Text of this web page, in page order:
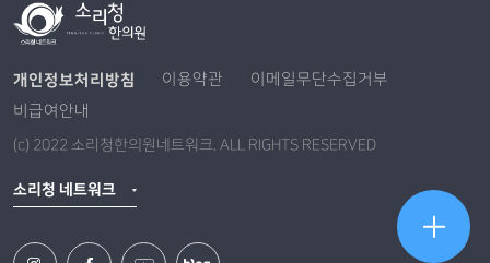
개인정보처리방침 이용약관
이메일무단수집거부
비급여안내
(c) 2022 소리청한의원네트워크. ALL RIGHTS RESERVED
소리청 네트워크